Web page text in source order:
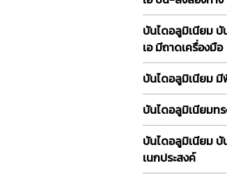
บันไดอลูมิเนียม บั
เอ มีถาดเครื่องมือ
บันไดอลูมิเนียม
บันไดอลูมิเนียมท
บันไดอลูมิเนียม บั
เนกประสงค์